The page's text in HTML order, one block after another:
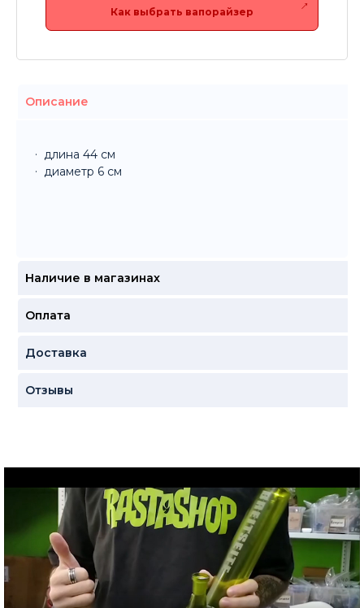
Как выбрать вапорайзер
Описание
длина 44 см
диаметр 6 см
Наличие в магазинах
Оплата
Доставка
Отзывы